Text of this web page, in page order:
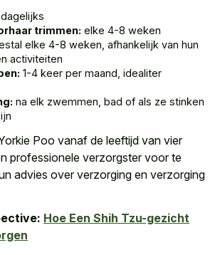
dagelijks
trimmen: elke 4-8 weken
elke 4-8 weken, afhankelijk van hun
activiteiten
1-4 keer per maand, idealiter
na elk zwemmen, bad of als ze stinken
Poo vanaf de leeftijd van vier
professionele verzorgstervoor te
advies over verzorging en verzorging
Hoe Een Shih Tzu-gezicht